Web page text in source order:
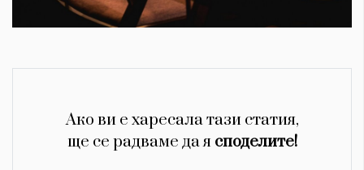
Ако ви е харесала тази статия,
ще се радваме да я споделите!